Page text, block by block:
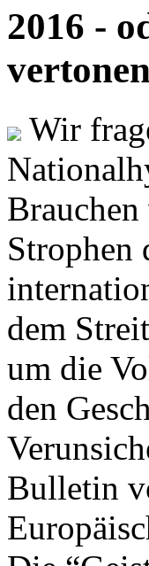
2016 -
Wir
Strophen
dem
um die
den
Bulletin